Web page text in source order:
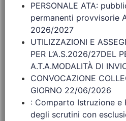
PERSONALE ATA:
permanenti provvisorie
2026/2027
UTILIZZAZIONI E
PER L’A.S.2026/27DEL
A.T.A.MODALITÀ DI
CONVOCAZIONE
GIORNO 22/06/2026
: Comparto Istruzione e
degli scrutini con